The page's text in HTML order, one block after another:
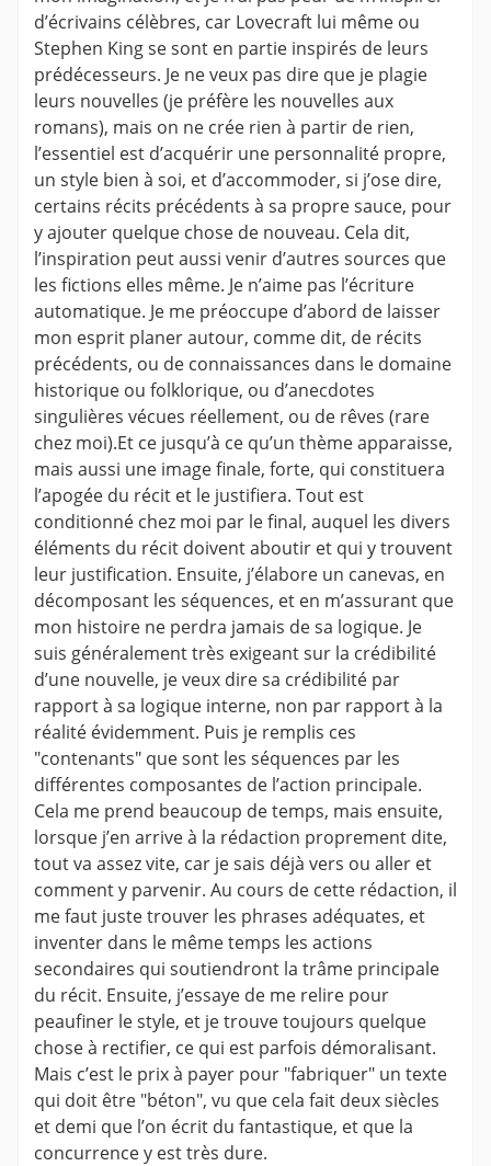
d’écrivains célèbres, car Lovecraft lui même ou
Stephen King se sont en partie inspirés de leurs
prédécesseurs. Je ne veux pas dire que je plagie
leurs nouvelles (je préfère les nouvelles aux
romans), mais on ne crée rien à partir de rien,
l’essentiel est d’acquérir une personnalité propre,
un style bien à soi, et d’accommoder, si j’ose dire,
certains récits précédents à sa propre sauce, pour
y ajouter quelque chose de nouveau. Cela dit,
l’inspiration peut aussi venir d’autres sources que
les fictions elles même. Je n’aime pas l’écriture
automatique. Je me préoccupe d’abord de laisser
mon esprit planer autour, comme dit, de récits
précédents, ou de connaissances dans le domaine
historique ou folklorique, ou d’anecdotes
singulières vécues réellement, ou de rêves (rare
chez moi).Et ce jusqu’à ce qu’un thème apparaisse,
mais aussi une image finale, forte, qui constituera
l’apogée du récit et le justifiera. Tout est
conditionné chez moi par le final, auquel les divers
éléments du récit doivent aboutir et qui y trouvent
leur justification. Ensuite, j’élabore un canevas, en
décomposant les séquences, et en m’assurant que
mon histoire ne perdra jamais de sa logique. Je
suis généralement très exigeant sur la crédibilité
d’une nouvelle, je veux dire sa crédibilité par
rapport à sa logique interne, non par rapport à la
réalité évidemment. Puis je remplis ces
"contenants" que sont les séquences par les
différentes composantes de l’action principale.
Cela me prend beaucoup de temps, mais ensuite,
lorsque j’en arrive à la rédaction proprement dite,
tout va assez vite, car je sais déjà vers ou aller et
comment y parvenir. Au cours de cette rédaction, il
me faut juste trouver les phrases adéquates, et
inventer dans le même temps les actions
secondaires qui soutiendront la trâme principale
du récit. Ensuite, j’essaye de me relire pour
peaufiner le style, et je trouve toujours quelque
chose à rectifier, ce qui est parfois démoralisant.
Mais c’est le prix à payer pour "fabriquer" un texte
qui doit être "béton", vu que cela fait deux siècles
et demi que l’on écrit du fantastique, et que la
concurrence y est très dure.